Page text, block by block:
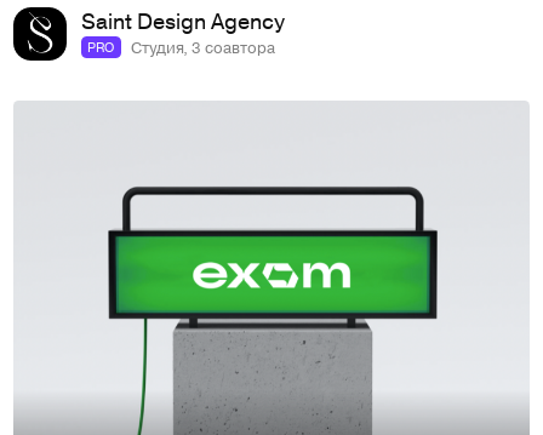
Saint Design Agency
PRO Студия, 3 соавтора